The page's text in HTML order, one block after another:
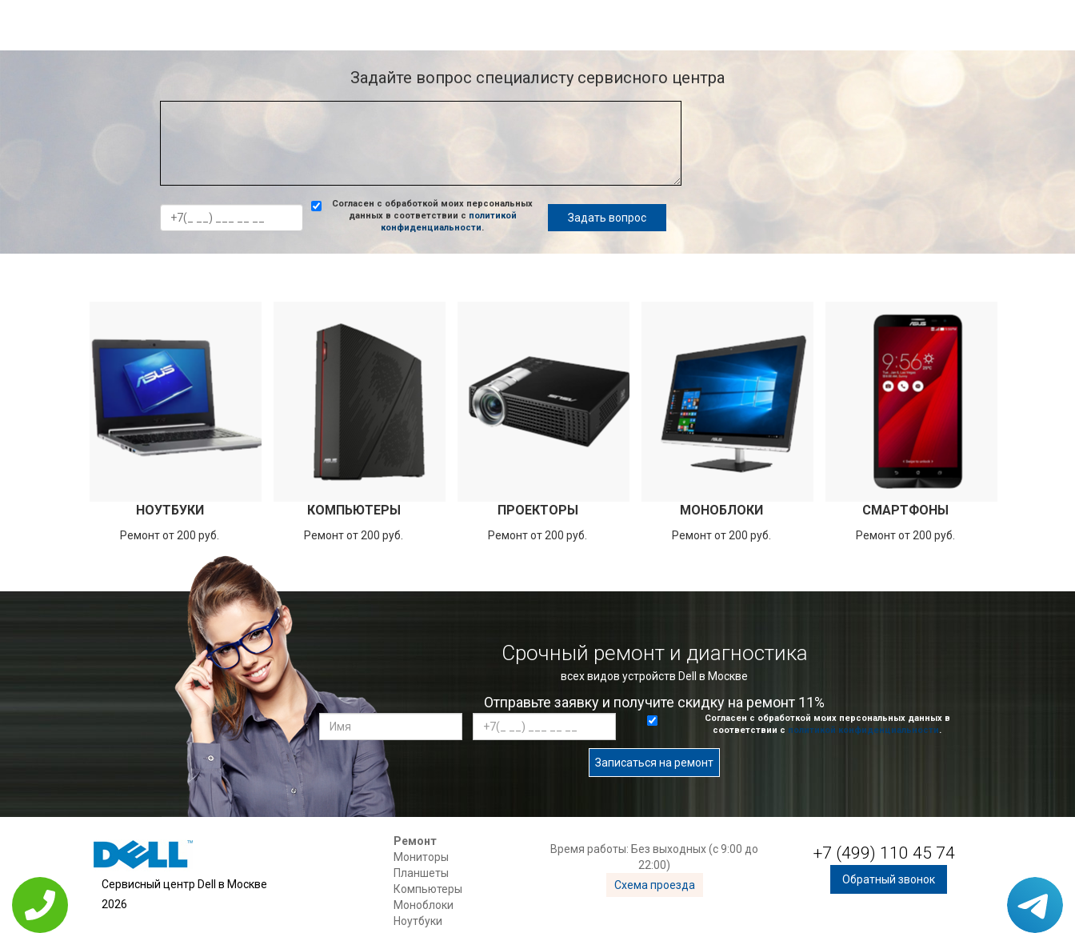
Задайте вопрос специалисту сервисного центра
Согласен с обработкой моих персональных
данных в соответствии с политикой
конфиденциальности.
Задать вопрос
НОУТБУКИ
Ремонт от 200 руб.
КОМПЬЮТЕРЫ
Ремонт от 200 руб.
ПРОЕКТОРЫ
Ремонт от 200 руб.
МОНОБЛОКИ
Ремонт от 200 руб.
СМАРТФОНЫ
Ремонт от 200 руб.
Срочный ремонт и диагностика
всех видов устройств Dell в Москве
Отправьте заявку и получите скидку на ремонт 11%
Согласен с обработкой моих персональных данных в
соответствии с политикой конфиденциальности.
Записаться на ремонт
Сервисный центр Dell в Москве
2026
Ремонт
Мониторы
Планшеты
Компьютеры
Моноблоки
Ноутбуки
Время работы: Без выходных (с 9:00 до
22:00)
Схема проезда
+7 (499) 110 45 74
Обратный звонок